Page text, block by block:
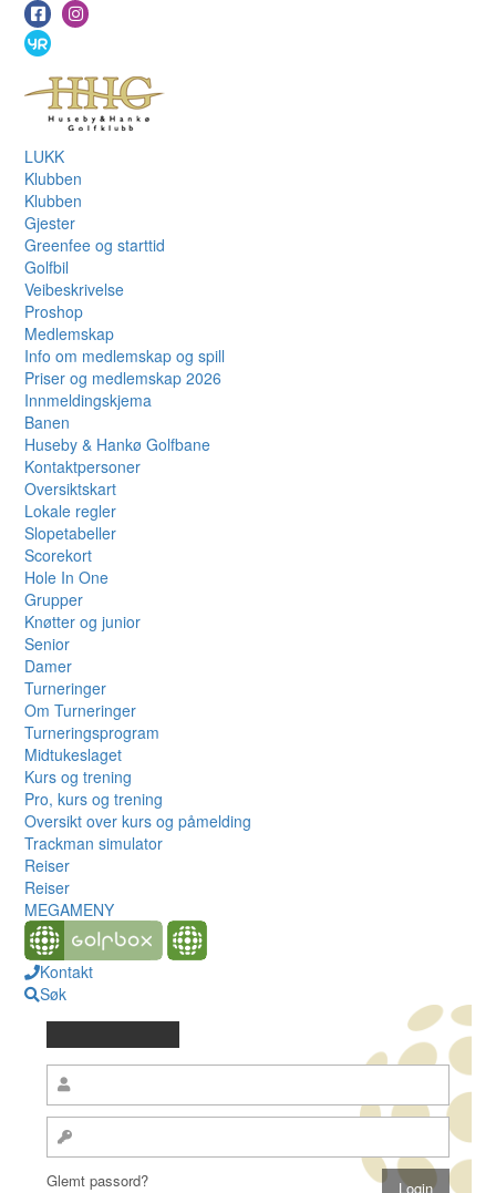
LUKK
Klubben
Klubben
Gjester
Greenfee og starttid
Golfbil
Veibeskrivelse
Proshop
Medlemskap
Info om medlemskap og spill
Priser og medlemskap 2026
Innmeldingskjema
Banen
Huseby & Hankø Golfbane
Kontaktpersoner
Oversiktskart
Lokale regler
Slopetabeller
Scorekort
Hole In One
Grupper
Knøtter og junior
Senior
Damer
Turneringer
Om Turneringer
Turneringsprogram
Midtukeslaget
Kurs og trening
Pro, kurs og trening
Oversikt over kurs og påmelding
Trackman simulator
Reiser
Reiser
MEGAMENY
Kontakt
Søk
Glemt passord?